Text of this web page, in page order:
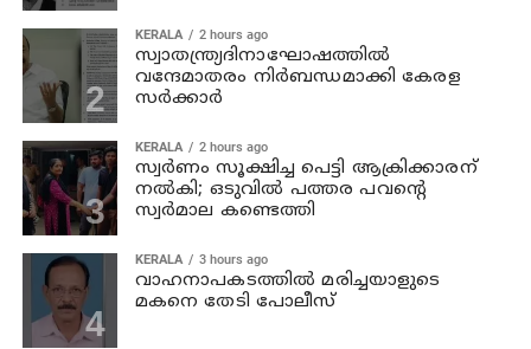
KERALA 2 hours ago
സ്വാതന്ത്ര്യദിനാഘോഷത്തില്‍
വന്ദേമാതരം നിര്‍ബന്ധമാക്കി കേരള
സര്‍ക്കാര്‍
KERALA 2 hours ago
സ്വര്‍ണം സൂക്ഷിച്ച പെട്ടി ആക്രിക്കാരന്
നല്‍കി; ഒടുവില്‍ പത്തര പവന്റെ
സ്വര്‍മാല കണ്ടെത്തി
KERALA 3 hours ago
വാഹനാപകടത്തില്‍ മരിച്ചയാളുടെ
മകനെ തേടി പോലീസ്